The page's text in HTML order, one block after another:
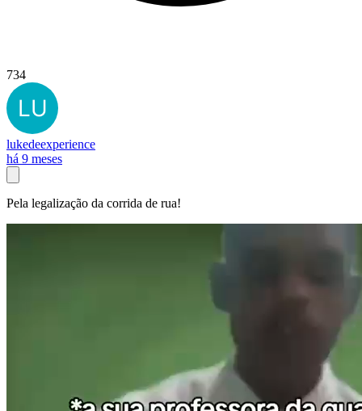
734
lukedeexperience
há 9 meses
Pela legalização da corrida de rua!